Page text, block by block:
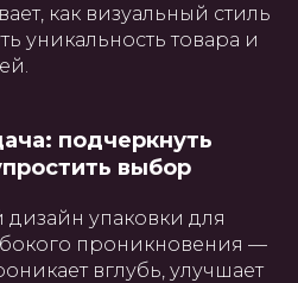
как визуальный стиль
уникальность товара и
подчеркнуть
выбор
дизайн упаковки для
проникновения —
вглубь, улучшает